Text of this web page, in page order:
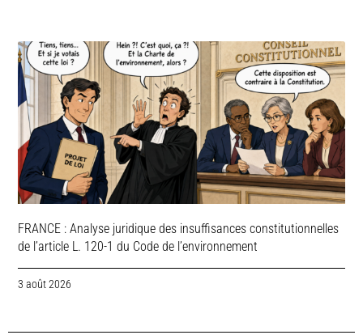
FRANCE : Analyse juridique des insuffisances constitutionnelles
de l’article L. 120-1 du Code de l’environnement
3 août 2026